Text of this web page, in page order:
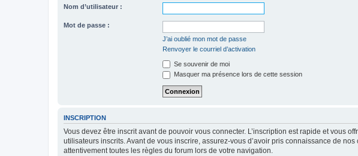
Nom d’utilisateur :
Mot de passe :
J’ai oublié mon mot de passe
Renvoyer le courriel d’activation
Se souvenir de moi
Masquer ma présence lors de cette session
INSCRIPTION
Vous devez être inscrit avant de pouvoir vous connecter. L’inscription est rapide et vous
utilisateurs inscrits. Avant de vous inscrire, assurez-vous d’avoir pris connaissance de
attentivement toutes les règles du forum lors de votre navigation.